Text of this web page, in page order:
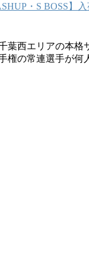
・S BOSS】
西エリアの本
の常連選手が何